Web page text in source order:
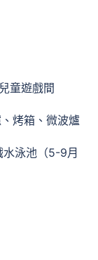
童遊戲間
烤箱、微波爐
泳池（5-9月